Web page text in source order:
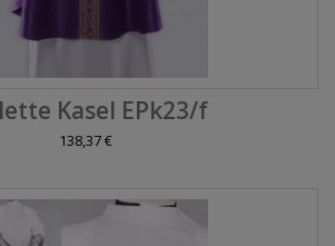
Kasel EPk23/f
138,37 €